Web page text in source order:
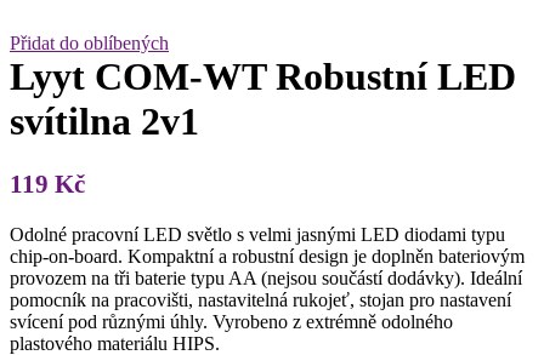
Přidat do oblíbených
Lyyt COM-WT Robustní LED
svítilna 2v1
119 Kč
Odolné pracovní LED světlo s velmi jasnými LED diodami typu
chip-on-board. Kompaktní a robustní design je doplněn bateriovým
provozem na tři baterie typu AA (nejsou součástí dodávky). Ideální
pomocník na pracovišti, nastavitelná rukojeť, stojan pro nastavení
svícení pod různými úhly. Vyrobeno z extrémně odolného
plastového materiálu HIPS.